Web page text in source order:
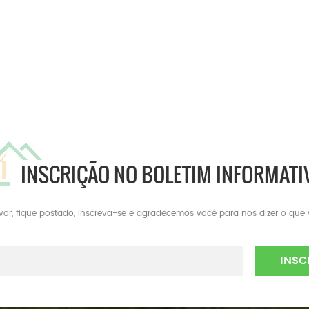
INSCRIÇÃO NO BOLETIM
fique postado, inscreva-se e agradecemos você para nos dizer o que